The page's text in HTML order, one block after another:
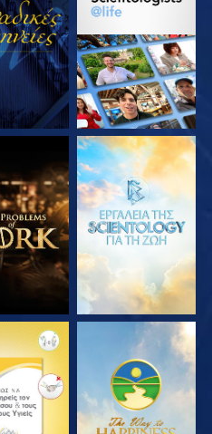
ΕΞΕΡΕΥΝΗΣΤΕ ΤΗ
ΤΗ
ΕΞΕΡΕΥΝΗΣΤΕ ΤΗ
ΣΕΙΡΑ
ΠΑΡΑΚΟΛΟΥΘΗΣΤΕ